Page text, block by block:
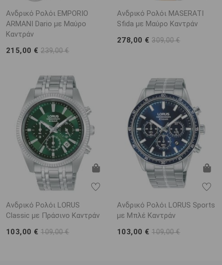
Ανδρικό Ρολόι EMPORIO
ARΜΑΝΙ Dario με Μαύρο
Καντράν
215,00 €239,00 €
Ανδρικό Ρολόι MASERATI
Sfida με Μαύρο Καντράν
278,00 €309,00 €
Ανδρικό Ρολόι LORUS
Classic με Πράσινο Καντράν
103,00 €109,00 €
Ανδρικό Ρολόι LORUS Sports
με Μπλέ Καντράν
103,00 €109,00 €